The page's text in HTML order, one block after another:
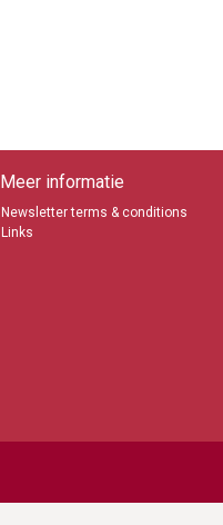
Meer informatie
Newsletter terms & conditions
Links